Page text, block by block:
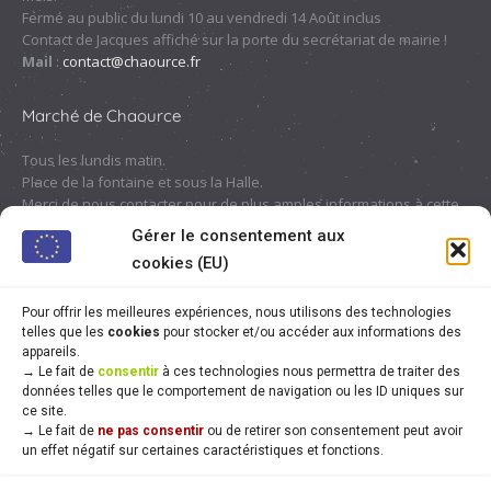
Gérer le consentement aux
cookies (EU)
Pour offrir les meilleures expériences, nous utilisons des technologies
telles que les cookies pour stocker et/ou accéder aux informations des
appareils.
→ Le fait de consentir à ces technologies nous permettra de traiter des
données telles que le comportement de navigation ou les ID uniques sur
ce site.
→ Le fait de ne pas consentir ou de retirer son consentement peut avoir
un effet négatif sur certaines caractéristiques et fonctions.
Fermé au public du lundi 10 au vendredi 14 Août inclus
Contact de Jacques affiché sur la porte du secrétariat de mairie !
Mail : contact@chaource.fr
Marché de Chaource
Tous les lundis matin.
Place de la fontaine et sous la Halle.
Merci de nous contacter pour de plus amples informations à cette
contact@chaource.fr